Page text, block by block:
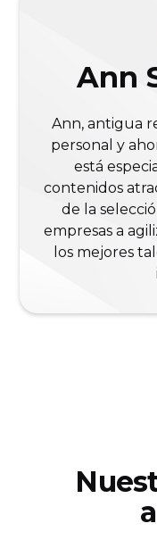
Ann
Ann, antigua
personal y
está
contenidos
de la
empresas a
los mejores